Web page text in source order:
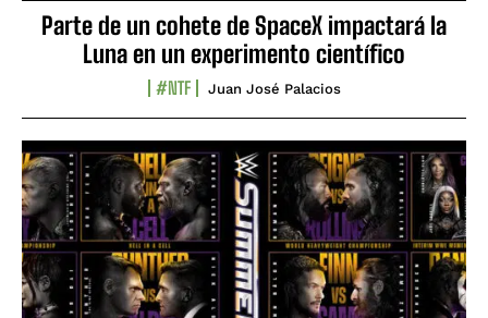
Parte de un cohete de SpaceX impactará la
Luna en un experimento científico
#NTF Juan José Palacios